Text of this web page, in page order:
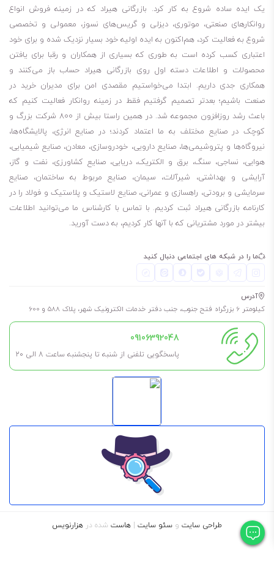
یک ایده ساده شروع به کار کرد. بازرگانی هیراد که در زمینه فروش انواع
روانکارهای صنعتی، موتوری، دیزلی و گریس‌های نسوز، معمولی و تخصصی
شروع به فعالیت کرد، هم‌اکنون به ایده اولیه خود بسیار نزدیک شده و برای خود
اعتباری کسب کرده است به طوری که بسیاری از همکاران و رقبا برای یافتن
محصولات و اطلاعات دسته اول روی بازرگانی هیراد حساب باز می‌کنند و
همکاری جدی داریم. ابتدا می‌خواستیم مقصدی امن برای مدیران خرید در
صنعت باشیم؛ بعدتر تصمیم گرفتیم فقط در زمینه روانکار فعالیت کنیم که
باعث رشد روزافزون مجموعه شد. در همین راستا بیش از 800 شرکت بزرگ و
کوچک در صنایع مختلف به ما اعتماد کردند؛ در صنایع انرژی، پالایشگاه‌ها،
نیروگاه‌ها و پتروشیمی‌ها، صنایع دارویی، خودروسازی، معادن، صنایع شیمیایی،
هوایی، نساجی، سنگ، برق و الکتریک، دریایی، صنایع کشاورزی، نفت و گاز،
آرایشی و بهداشتی، شیرآلات، سیمان، صنایع مربوط به ساختمان، صنایع
سرمایشی و برودتی، راهسازی و عمرانی، صنایع لاستیک و پلاستیک و فولاد را در
کارنامه بازرگانی هیراد ثبت کردیم. با تماس با کارشناس ما می‌توانید اطلاعات
بیشتر در مورد مشتریانی که با آنها کار کردیم، به دست آورید.
ما را در شبکه های اجتماعی دنبال کنید
آدرس
کیلومتر 6 بزرگراه فتح جنوب، جنب دفتر خدمات الکترونیک شهر، پلاک 588 و 600
09106392048
پاسخگویی تلفنی از شنبه تا پنجشنبه ساعت 8 الی ۲۰
طراحی سایت و سئو سایت | هاست شده در هزارنویس